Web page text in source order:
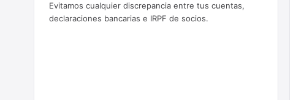
Evitamos cualquier discrepancia entre tus cuentas,
declaraciones bancarias e IRPF de socios.